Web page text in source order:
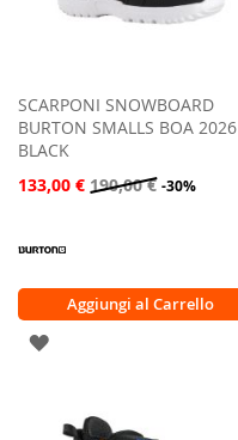
SCARPONI SNOWBOARD
BURTON SMALLS BOA 2026
BLACK
133,00 € 190,00 € -30%
Aggiungi al Carrello
AGGIUNGI
LISTA